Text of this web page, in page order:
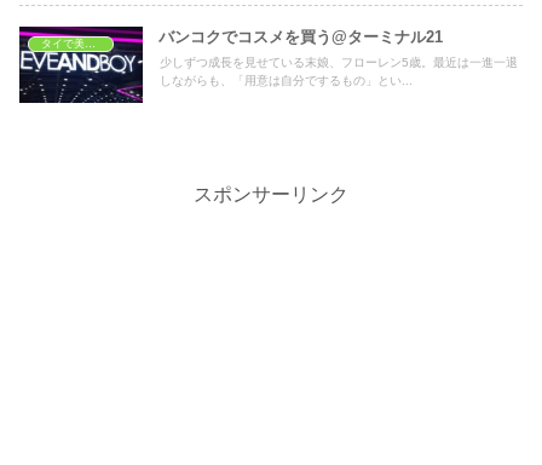
バンコクでコスメを買う@ターミナル21
少しずつ成長を見せている末娘、フローレン5歳。最近は一進一退
しながらも、「用意は自分でするもの」とい...
スポンサーリンク